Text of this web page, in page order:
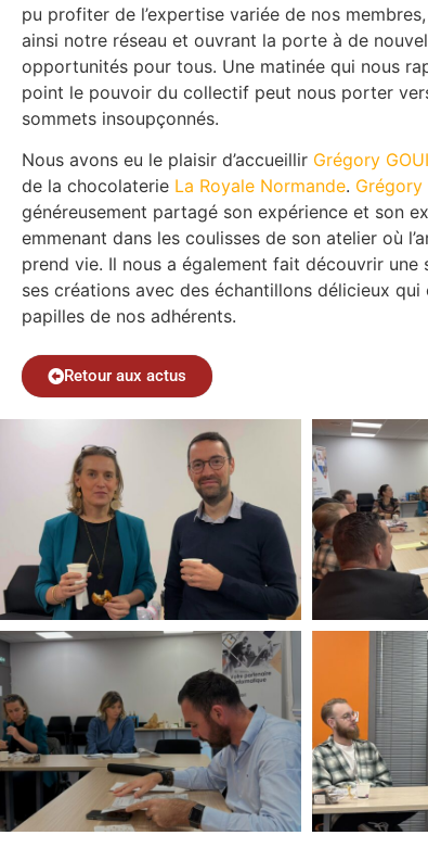
pu profiter de l’expertise variée de nos
ainsi notre réseau et ouvrant la porte à de
opportunités pour tous. Une matinée qui nous
point le pouvoir du collectif peut nous porter
sommets insoupçonnés.
Nous avons eu le plaisir d’accueillir Grégory
de la chocolaterie La Royale Normande. Grégory
généreusement partagé son expérience et son
emmenant dans les coulisses de son atelier où
prend vie. Il nous a également fait découvrir une
ses créations avec des échantillons délicieux qui
papilles de nos adhérents.
Retour aux actus